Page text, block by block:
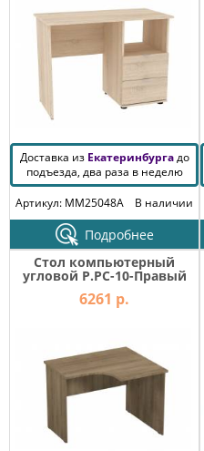
Доставка из Екатеринбургадо
подъезда, два раза в неделю
Артикул: MM25048A
В наличии
Подробнее
Стол компьютерный
угловой Р.РС-10-Правый
Референт
6261 р.